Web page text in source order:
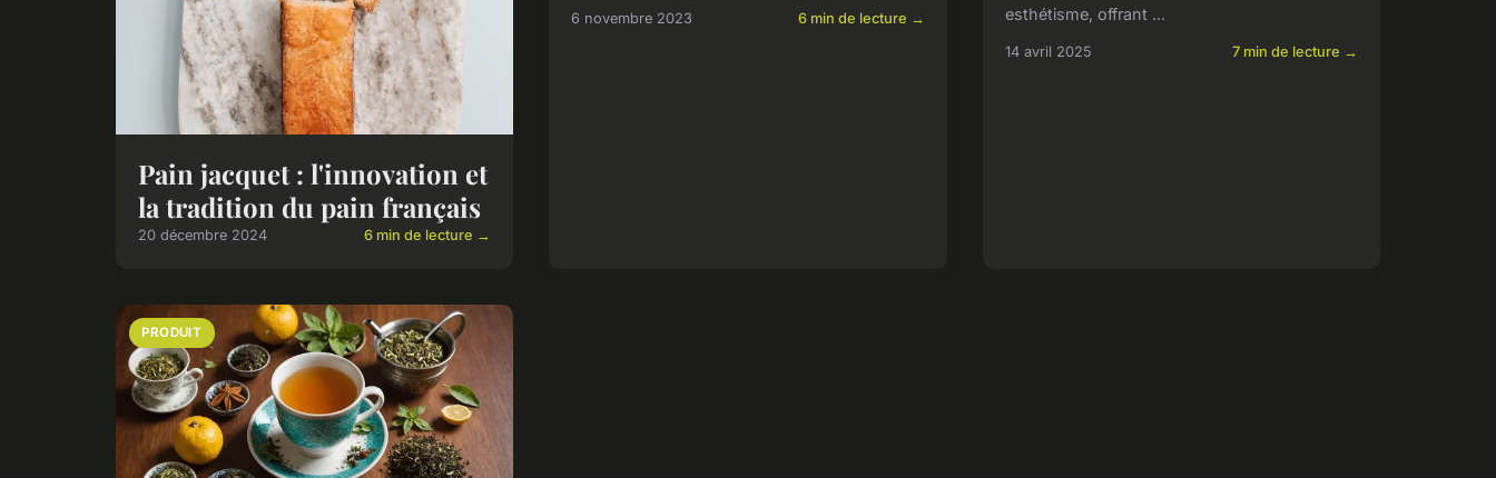
Pain jacquet : l'innovation et
la tradition du pain français
20 décembre 2024 6 min de lecture →
6 novembre 2023 6 min de lecture →
esthétisme, offrant ...
14 avril 2025 7 min de lecture →
PRODUIT